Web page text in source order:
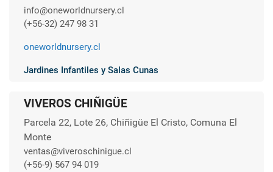
info@oneworldnursery.cl
(+56-32) 247 98 31
oneworldnursery.cl
Jardines Infantiles y Salas Cunas
VIVEROS CHIÑIGÜE
Parcela 22, Lote 26, Chiñigüe El Cristo, Comuna El
Monte
ventas@viveroschinigue.cl
(+56-9) 567 94 019